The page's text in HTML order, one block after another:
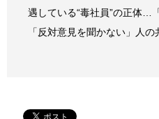
遇している“毒社員”の正体…
「反対意見を聞かない」人